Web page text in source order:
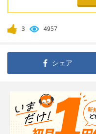
3 4957
シェア